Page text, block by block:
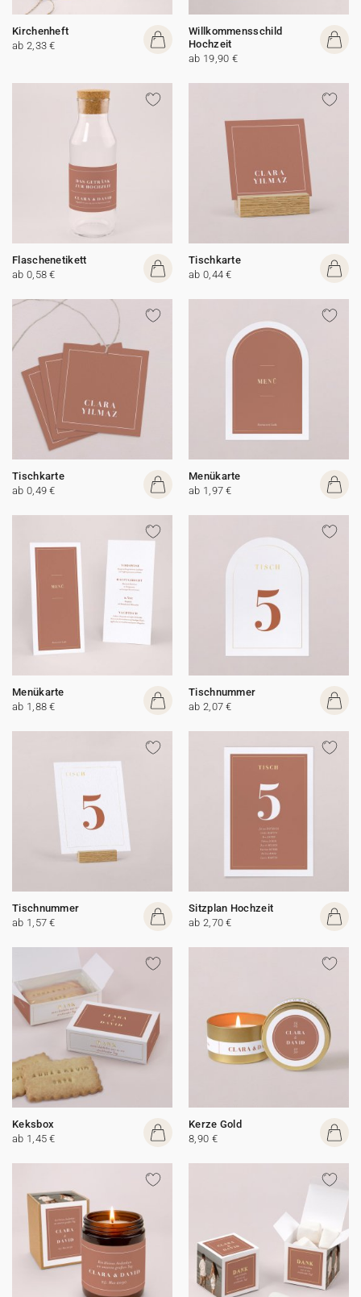
Kirchenheft
ab 2,33 €
Willkommensschild
Hochzeit
ab 19,90 €
Flaschenetikett
ab 0,58 €
Tischkarte
ab 0,44 €
Tischkarte
ab 0,49 €
Menükarte
ab 1,97 €
Menükarte
ab 1,88 €
Tischnummer
ab 2,07 €
Tischnummer
ab 1,57 €
Sitzplan Hochzeit
ab 2,70 €
Keksbox
ab 1,45 €
Kerze Gold
8,90 €